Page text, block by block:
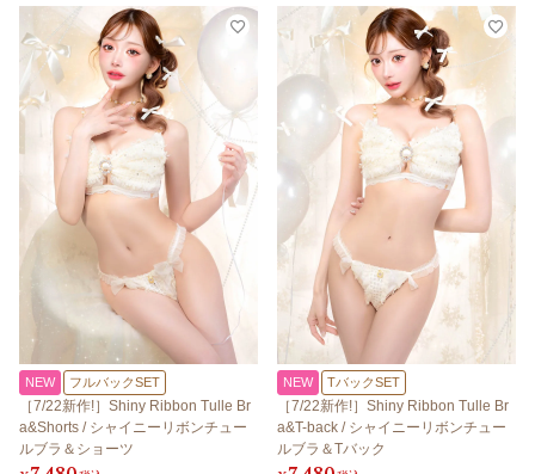
NEW フルバックSET
［7/22新作!］Shiny Ribbon Tulle Br
a&Shorts / シャイニーリボンチュー
ルブラ＆ショーツ
NEW TバックSET
［7/22新作!］Shiny Ribbon Tulle Br
a&T-back / シャイニーリボンチュー
ルブラ＆Tバック